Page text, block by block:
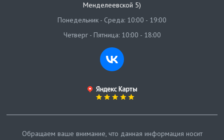
Менделеевской 5)
Понедельник - Среда: 10:00 - 19:00
Четверг - Пятница: 10:00 - 18:00
Обращаем ваше внимание, что данная информация носит